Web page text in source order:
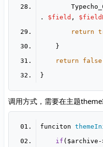
. $field ,
return
return
false
调用方式，需要在主题
funciton
if ($archive-